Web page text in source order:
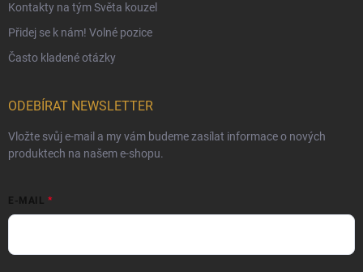
Kontakty na tým Světa kouzel
Přidej se k nám! Volné pozice
Často kladené otázky
ODEBÍRAT NEWSLETTER
Vložte svůj e-mail a my vám budeme zasílat informace o nových
produktech na našem e-shopu.
E-MAIL